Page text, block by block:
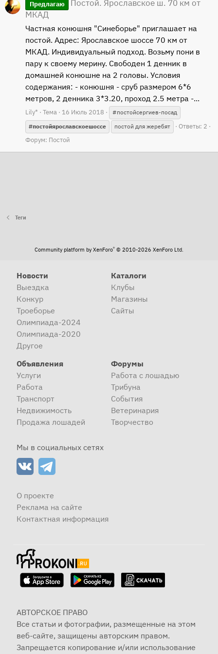
Предлагаю
Постой. Ярославское ш. 70 км от
МКАД
Частная конюшня "Синеборье" приглашает на
постой. Адрес: Ярославское шоссе 70 км от
МКАД. Индивидуальный подход. Возьму пони в
пару к своему мерину. Свободен 1 денник в
домашней конюшне на 2 головы. Условия
содержания: - конюшня - сруб размером 6*6
метров, 2 денника 3*3.20, проход 2.5 метра -...
Lily* Тема 16 Июль 2018
#постойсергиев-посад
#постойярославскоешоссе
постой для жеребят
Ответы: 2
Форум: Постой
Теги
Community platform by XenForo® © 2010-2026 XenForo Ltd.
Новости
Выездка
Конкур
Троеборье
Олимпиада-2024
Олимпиада-2020
Другое
Каталоги
Клубы
Магазины
Сайты
Объявления
Услуги
Работа
Транспорт
Недвижимость
Продажа лошадей
Форумы
Работа с лошадью
Трибуна
События
Ветеринария
Творчество
Мы в социальных сетях
О проекте
Реклама на сайте
Контактная информация
АВТОРСКОЕ ПРАВО
Все статьи и фотографии, размещенные на этом
веб-сайте, защищены авторским правом.
Запрещается копирование и/или использование